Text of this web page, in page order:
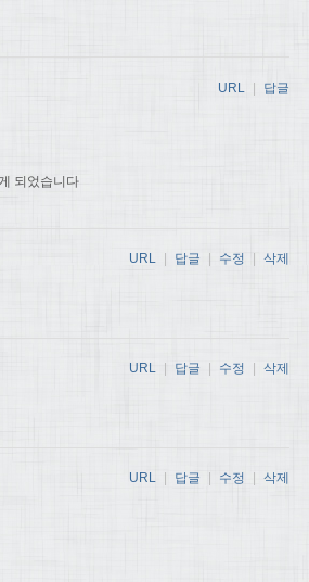
되었습니다
URL | 답글
URL 답글 수정 삭제
URL 답글 수정 삭제
URL 답글 수정 삭제